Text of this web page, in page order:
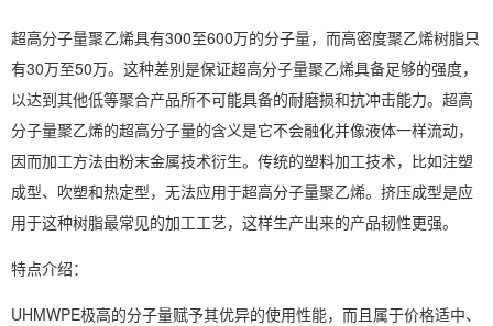
超高分子量聚乙烯具有300至600万的分子量，而高密度聚乙烯树脂只
有30万至50万。这种差别是保证超高分子量聚乙烯具备足够的强度，
以达到其他低等聚合产品所不可能具备的耐磨损和抗冲击能力。超高
分子量聚乙烯的超高分子量的含义是它不会融化并像液体一样流动，
因而加工方法由粉末金属技术衍生。传统的塑料加工技术，比如注塑
成型、吹塑和热定型，无法应用于超高分子量聚乙烯。挤压成型是应
用于这种树脂最常见的加工工艺，这样生产出来的产品韧性更强。
特点介绍：
UHMWPE极高的分子量赋予其优异的使用性能，而且属于价格适中、